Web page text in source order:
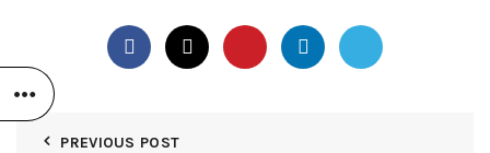
PREVIOUS POST